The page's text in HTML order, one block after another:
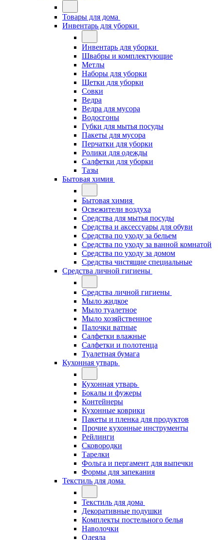
Товары для дома
Инвентарь для уборки
Инвентарь для уборки
Швабры и комплектующие
Метлы
Наборы для уборки
Щетки для уборки
Совки
Ведра
Ведра для мусора
Водосгоны
Губки для мытья посуды
Пакеты для мусора
Перчатки для уборки
Ролики для одежды
Салфетки для уборки
Тазы
Бытовая химия
Бытовая химия
Освежители воздуха
Средства для мытья посуды
Средства и аксессуары для обуви
Средства по уходу за бельем
Средства по уходу за ванной комнатой
Средства по уходу за домом
Средства чистящие специальные
Средства личной гигиены
Средства личной гигиены
Мыло жидкое
Мыло туалетное
Мыло хозяйственное
Палочки ватные
Салфетки влажные
Салфетки и полотенца
Туалетная бумага
Кухонная утварь
Кухонная утварь
Бокалы и фужеры
Контейнеры
Кухонные коврики
Пакеты и пленка для продуктов
Прочие кухонные инструменты
Рейлинги
Сковородки
Тарелки
Фольга и пергамент для выпечки
Формы для запекания
Текстиль для дома
Текстиль для дома
Декоративные подушки
Комплекты постельного белья
Наволочки
Одеяла